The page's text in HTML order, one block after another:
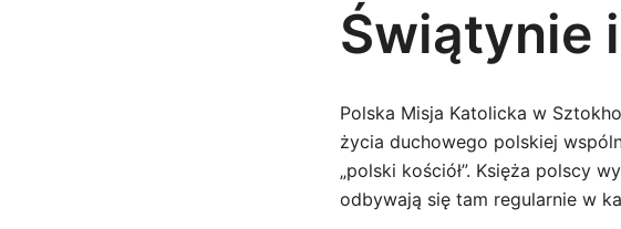
Świątynie
Polska Misja Katolicka w
życia duchowego polskiej
„polski kościół”. Księża polscy
odbywają się tam regularnie w